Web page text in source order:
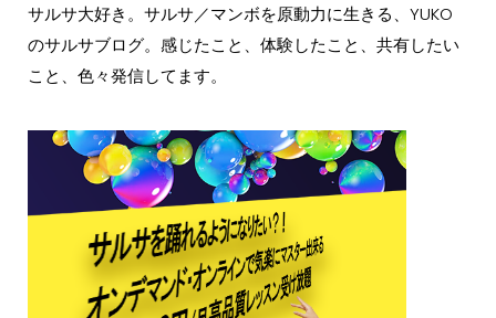
サルサ大好き。サルサ／マンボを原動力に生きる、YUKO
のサルサブログ。感じたこと、体験したこと、共有したい
こと、色々発信してます。